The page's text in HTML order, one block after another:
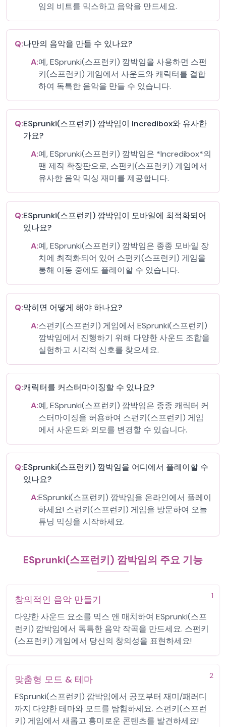
임의 비트를 믹스하고 음악을 만드세요.
Q:나만의 음악을 만들 수 있나요?
A:예, ESprunki(스프런키) 깜박임을 사용하면 스펀
키(스프런키) 게임에서 사운드와 캐릭터를 결합
하여 독특한 음악을 만들 수 있습니다.
Q:ESprunki(스프런키) 깜박임이 Incredibox와 유사한
가요?
A:예, ESprunki(스프런키) 깜박임은 *Incredibox*의
팬 제작 확장판으로, 스펀키(스프런키) 게임에서
유사한 음악 믹싱 재미를 제공합니다.
Q:ESprunki(스프런키) 깜박임이 모바일에 최적화되어
있나요?
A:예, ESprunki(스프런키) 깜박임은 종종 모바일 장
치에 최적화되어 있어 스펀키(스프런키) 게임을
통해 이동 중에도 플레이할 수 있습니다.
Q:막히면 어떻게 해야 하나요?
A:스펀키(스프런키) 게임에서 ESprunki(스프런키)
깜박임에서 진행하기 위해 다양한 사운드 조합을
실험하고 시각적 신호를 찾으세요.
Q:캐릭터를 커스터마이징할 수 있나요?
A:예, ESprunki(스프런키) 깜박임은 종종 캐릭터 커
스터마이징을 허용하여 스펀키(스프런키) 게임
에서 사운드와 외모를 변경할 수 있습니다.
Q:ESprunki(스프런키) 깜박임을 어디에서 플레이할 수
있나요?
A:ESprunki(스프런키) 깜박임을 온라인에서 플레이
하세요! 스펀키(스프런키) 게임을 방문하여 오늘
튜닝 믹싱을 시작하세요.
ESprunki(스프런키) 깜박임의 주요 기능
1
창의적인 음악 만들기
다양한 사운드 요소를 믹스 앤 매치하여 ESprunki(스프
런키) 깜박임에서 독특한 음악 작곡을 만드세요. 스펀키
(스프런키) 게임에서 당신의 창의성을 표현하세요!
2
맞춤형 모드 & 테마
ESprunki(스프런키) 깜박임에서 공포부터 재미/패러디
까지 다양한 테마와 모드를 탐험하세요. 스펀키(스프런
키) 게임에서 새롭고 흥미로운 콘텐츠를 발견하세요!